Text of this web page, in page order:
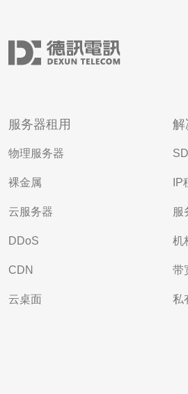
服务器租用
物理服务器
裸金属
云服务器
DDoS
CDN
云桌面
解
IP
服
机
带
私